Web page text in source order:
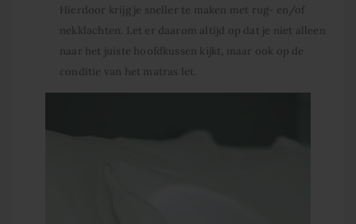
Hierdoor krijg je sneller te maken met rug- en/of
nekklachten. Let er daarom altijd op dat je niet alleen
naar het juiste hoofdkussen kijkt, maar ook op de
conditie van het matras let.